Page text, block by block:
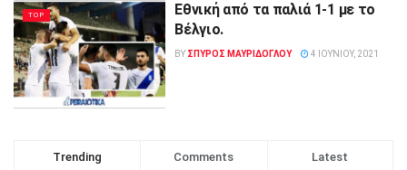
TOP
Εθνική από τα παλιά 1-1 με το
Βέλγιο.
BY ΣΠΥΡΟΣ ΜΑΥΡΙΔΟΓΛΟΥ 4 ΙΟΥΝΊΟΥ, 2021
Trending Comments Latest